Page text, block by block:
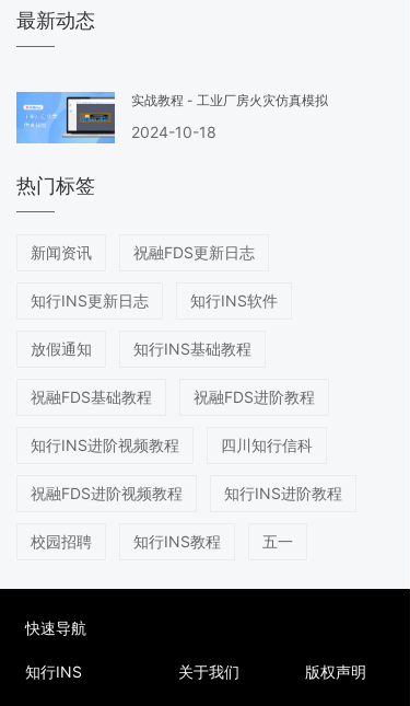
最新动态
实战教程 - 工业厂房火灾仿真模拟
2024-10-18
热门标签
新闻资讯 祝融FDS更新日志
知行INS更新日志 知行INS软件
放假通知 知行INS基础教程
祝融FDS基础教程 祝融FDS进阶教程
知行INS进阶视频教程 四川知行信科
祝融FDS进阶视频教程 知行INS进阶教程
校园招聘 知行INS教程 五一
快速导航
知行INS 关于我们 版权声明